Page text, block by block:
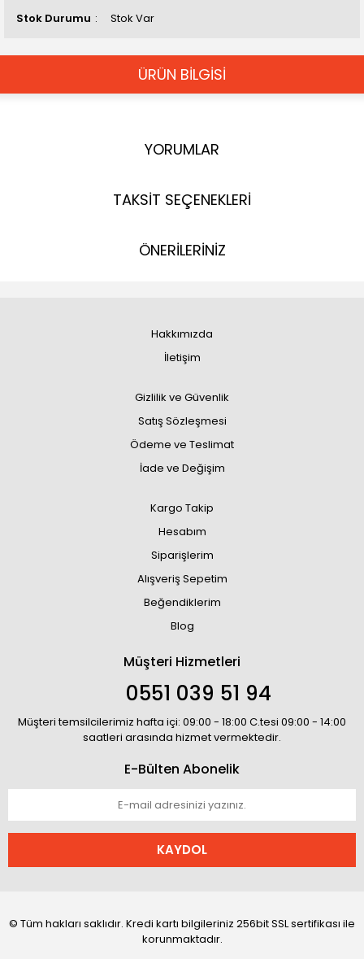
Stok Durumu Stok Var
ÜRÜN BİLGİSİ
YORUMLAR
TAKSİT SEÇENEKLERİ
ÖNERİLERİNİZ
Hakkımızda
İletişim
Gizlilik ve Güvenlik
Satış Sözleşmesi
Ödeme ve Teslimat
İade ve Değişim
Kargo Takip
Hesabım
Siparişlerim
Alışveriş Sepetim
Beğendiklerim
Blog
Müşteri Hizmetleri
0551 039 51 94
Müşteri temsilcilerimiz hafta içi: 09:00 - 18:00 C.tesi 09:00 - 14:00
saatleri arasında hizmet vermektedir.
E-Bülten Abonelik
KAYDOL
© Tüm hakları saklıdır. Kredi kartı bilgileriniz 256bit SSL sertifikası ile
korunmaktadır.